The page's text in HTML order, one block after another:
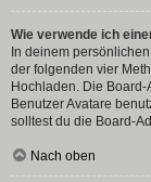
Wie verwende ich
In deinem
der folgenden vier
Hochladen. Die
Benutzer Avatare
solltest du die Board-
Nach oben